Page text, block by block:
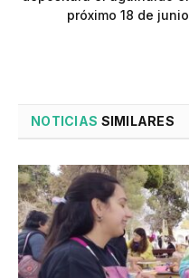
próximo 18 de junio
NOTICIAS SIMILARES